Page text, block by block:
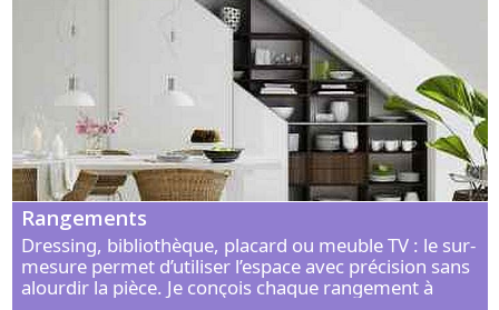
Rangements
Dressing, bibliothèque, placard ou meuble TV : le sur-
mesure permet d’utiliser l’espace avec précision sans
alourdir la pièce. Je conçois chaque rangement à